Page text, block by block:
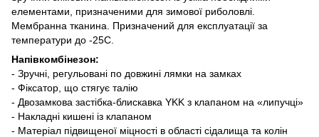
елементами, призначеними для зимової риболовлі.
Мембранна тканина. Призначений для експлуатації за
температури до -25С.
Напівкомбінезон:
- Зручні, регульовані по довжині лямки на замках
- Фіксатор, що стягує талію
- Двозамкова застібка-блискавка YKK з клапаном на «липучці»
- Накладні кишені із клапаном
- Матеріал підвищеної міцності в області сідалища та колін